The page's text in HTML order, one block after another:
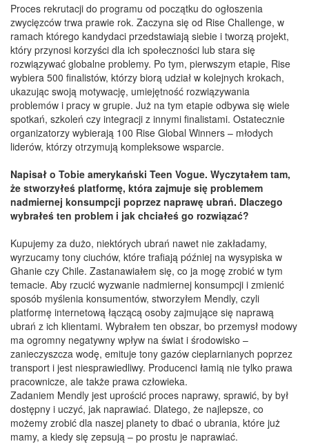
Proces rekrutacji do programu od początku do ogłoszenia
zwycięzców trwa prawie rok. Zaczyna się od Rise Challenge, w
ramach którego kandydaci przedstawiają siebie i tworzą projekt,
który przynosi korzyści dla ich społeczności lub stara się
rozwiązywać globalne problemy. Po tym, pierwszym etapie, Rise
wybiera 500 finalistów, którzy biorą udział w kolejnych krokach,
ukazując swoją motywację, umiejętność rozwiązywania
problemów i pracy w grupie. Już na tym etapie odbywa się wiele
spotkań, szkoleń czy integracji z innymi finalistami. Ostatecznie
organizatorzy wybierają 100 Rise Global Winners – młodych
liderów, którzy otrzymują kompleksowe wsparcie.
Napisał o Tobie amerykański Teen Vogue. Wyczytałem tam,
że stworzyłeś platformę, która zajmuje się problemem
nadmiernej konsumpcji poprzez naprawę ubrań. Dlaczego
wybrałeś ten problem i jak chciałeś go rozwiązać?
Kupujemy za dużo, niektórych ubrań nawet nie zakładamy,
wyrzucamy tony ciuchów, które trafiają później na wysypiska w
Ghanie czy Chile. Zastanawiałem się, co ja mogę zrobić w tym
temacie. Aby rzucić wyzwanie nadmiernej konsumpcji i zmienić
sposób myślenia konsumentów, stworzyłem Mendly, czyli
platformę internetową łączącą osoby zajmujące się naprawą
ubrań z ich klientami. Wybrałem ten obszar, bo przemysł modowy
ma ogromny negatywny wpływ na świat i środowisko –
zanieczyszcza wodę, emituje tony gazów cieplarnianych poprzez
transport i jest niesprawiedliwy. Producenci łamią nie tylko prawa
pracownicze, ale także prawa człowieka.
Zadaniem Mendly jest uprościć proces naprawy, sprawić, by był
dostępny i uczyć, jak naprawiać. Dlatego, że najlepsze, co
możemy zrobić dla naszej planety to dbać o ubrania, które już
mamy, a kiedy się zepsują – po prostu je naprawiać.